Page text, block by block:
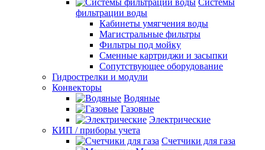
Системы
фильтрации воды
Кабинеты умягчения воды
Магистральные фильтры
Фильтры под мойку
Сменные картриджи и засыпки
Сопутствующее оборудование
Гидрострелки и модули
Конвекторы
Водяные
Газовые
Электрические
КИП / приборы учета
Счетчики для газа